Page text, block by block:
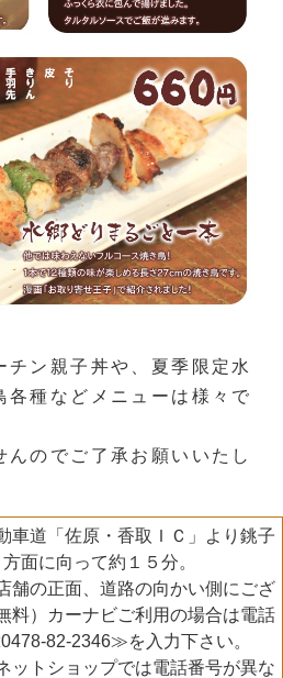
チン親子丼や、夏季限定水
各種などメニューは様々で
んのでご了承お願いいたし
車道「佐原・香取ＩＣ」より銚子
方面に向って約１５分。
舗の正面、道路の向かい側にござ
料）カーナビご利用の場合は電話
82-2346≫を入力下さい。
ットショップでは電話番号が異な